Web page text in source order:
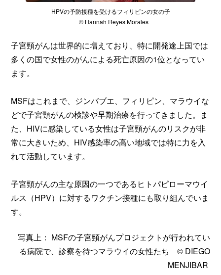
HPVの予防接種を受けるフィリピンの女の子
© Hannah Reyes Morales
子宮頸がんは世界的に増えており、特に開発途上国では
多くの国で女性のがんによる死亡原因の1位となってい
ます。
MSFはこれまで、ジンバブエ、フィリピン、マラウイな
どで子宮頸がんの検診や早期治療を行ってきました。ま
た、HIVに感染している女性は子宮頸がんのリスクが非
常に大きいため、HIV感染率の高い地域では特に力を入
れて活動しています。
子宮頸がんの主な原因の一つであるヒトパピローマウイ
ルス（HPV）に対するワクチン接種にも取り組んでいま
す。
写真上： MSFの子宮頸がんプロジェクトが行われてい
る病院で、診察を待つマラウイの女性たち © DIEGO
MENJIBAR